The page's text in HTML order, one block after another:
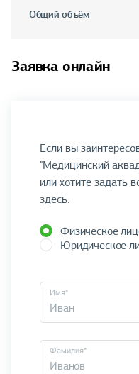
Общий объём
Заявка онлайн
Если вы
"Медицинский
или хотите задать
здесь:
Физическое
Юридическое
Имя*
Фамилия*